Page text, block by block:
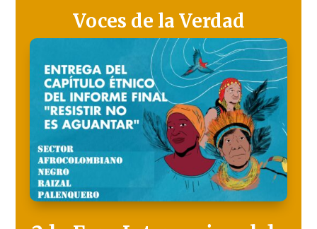
Voces de la Verdad